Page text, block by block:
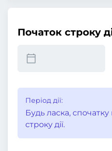
Початок строку
Період дії:
Будь ласка, спочатку
строку дії.